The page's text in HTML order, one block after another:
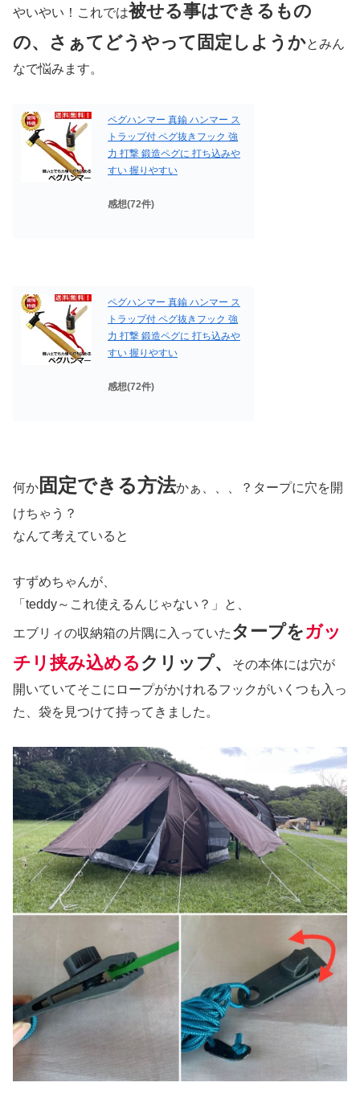
やいやい！これでは被せる事はできるもの
の、さぁてどうやって固定しようかとみん
なで悩みます。
ペグハンマー 真鍮 ハンマー ス
トラップ付 ペグ抜きフック 強
力 打撃 鍛造ペグに 打ち込みや
すい 握りやすい
感想(72件)
ペグハンマー 真鍮 ハンマー ス
トラップ付 ペグ抜きフック 強
力 打撃 鍛造ペグに 打ち込みや
すい 握りやすい
感想(72件)
何か 固定できる方法かぁ、、、？タープに穴を開
けちゃう？
なんて考えていると
すずめちゃんが、
「teddy～これ使えるんじゃない？」と、
エブリィの収納箱の片隅に入っていた タープをガッ
チリ挟み込める クリップ、
その本体には穴が
開いていてそこにロープがかけれるフックがいくつも入っ
た、袋を見つけて持ってきました。